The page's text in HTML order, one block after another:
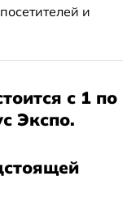
и
с 1 по
Экспо.